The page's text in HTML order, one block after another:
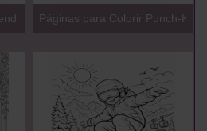
Infantil 2026
Páginas para Colorir Punch-